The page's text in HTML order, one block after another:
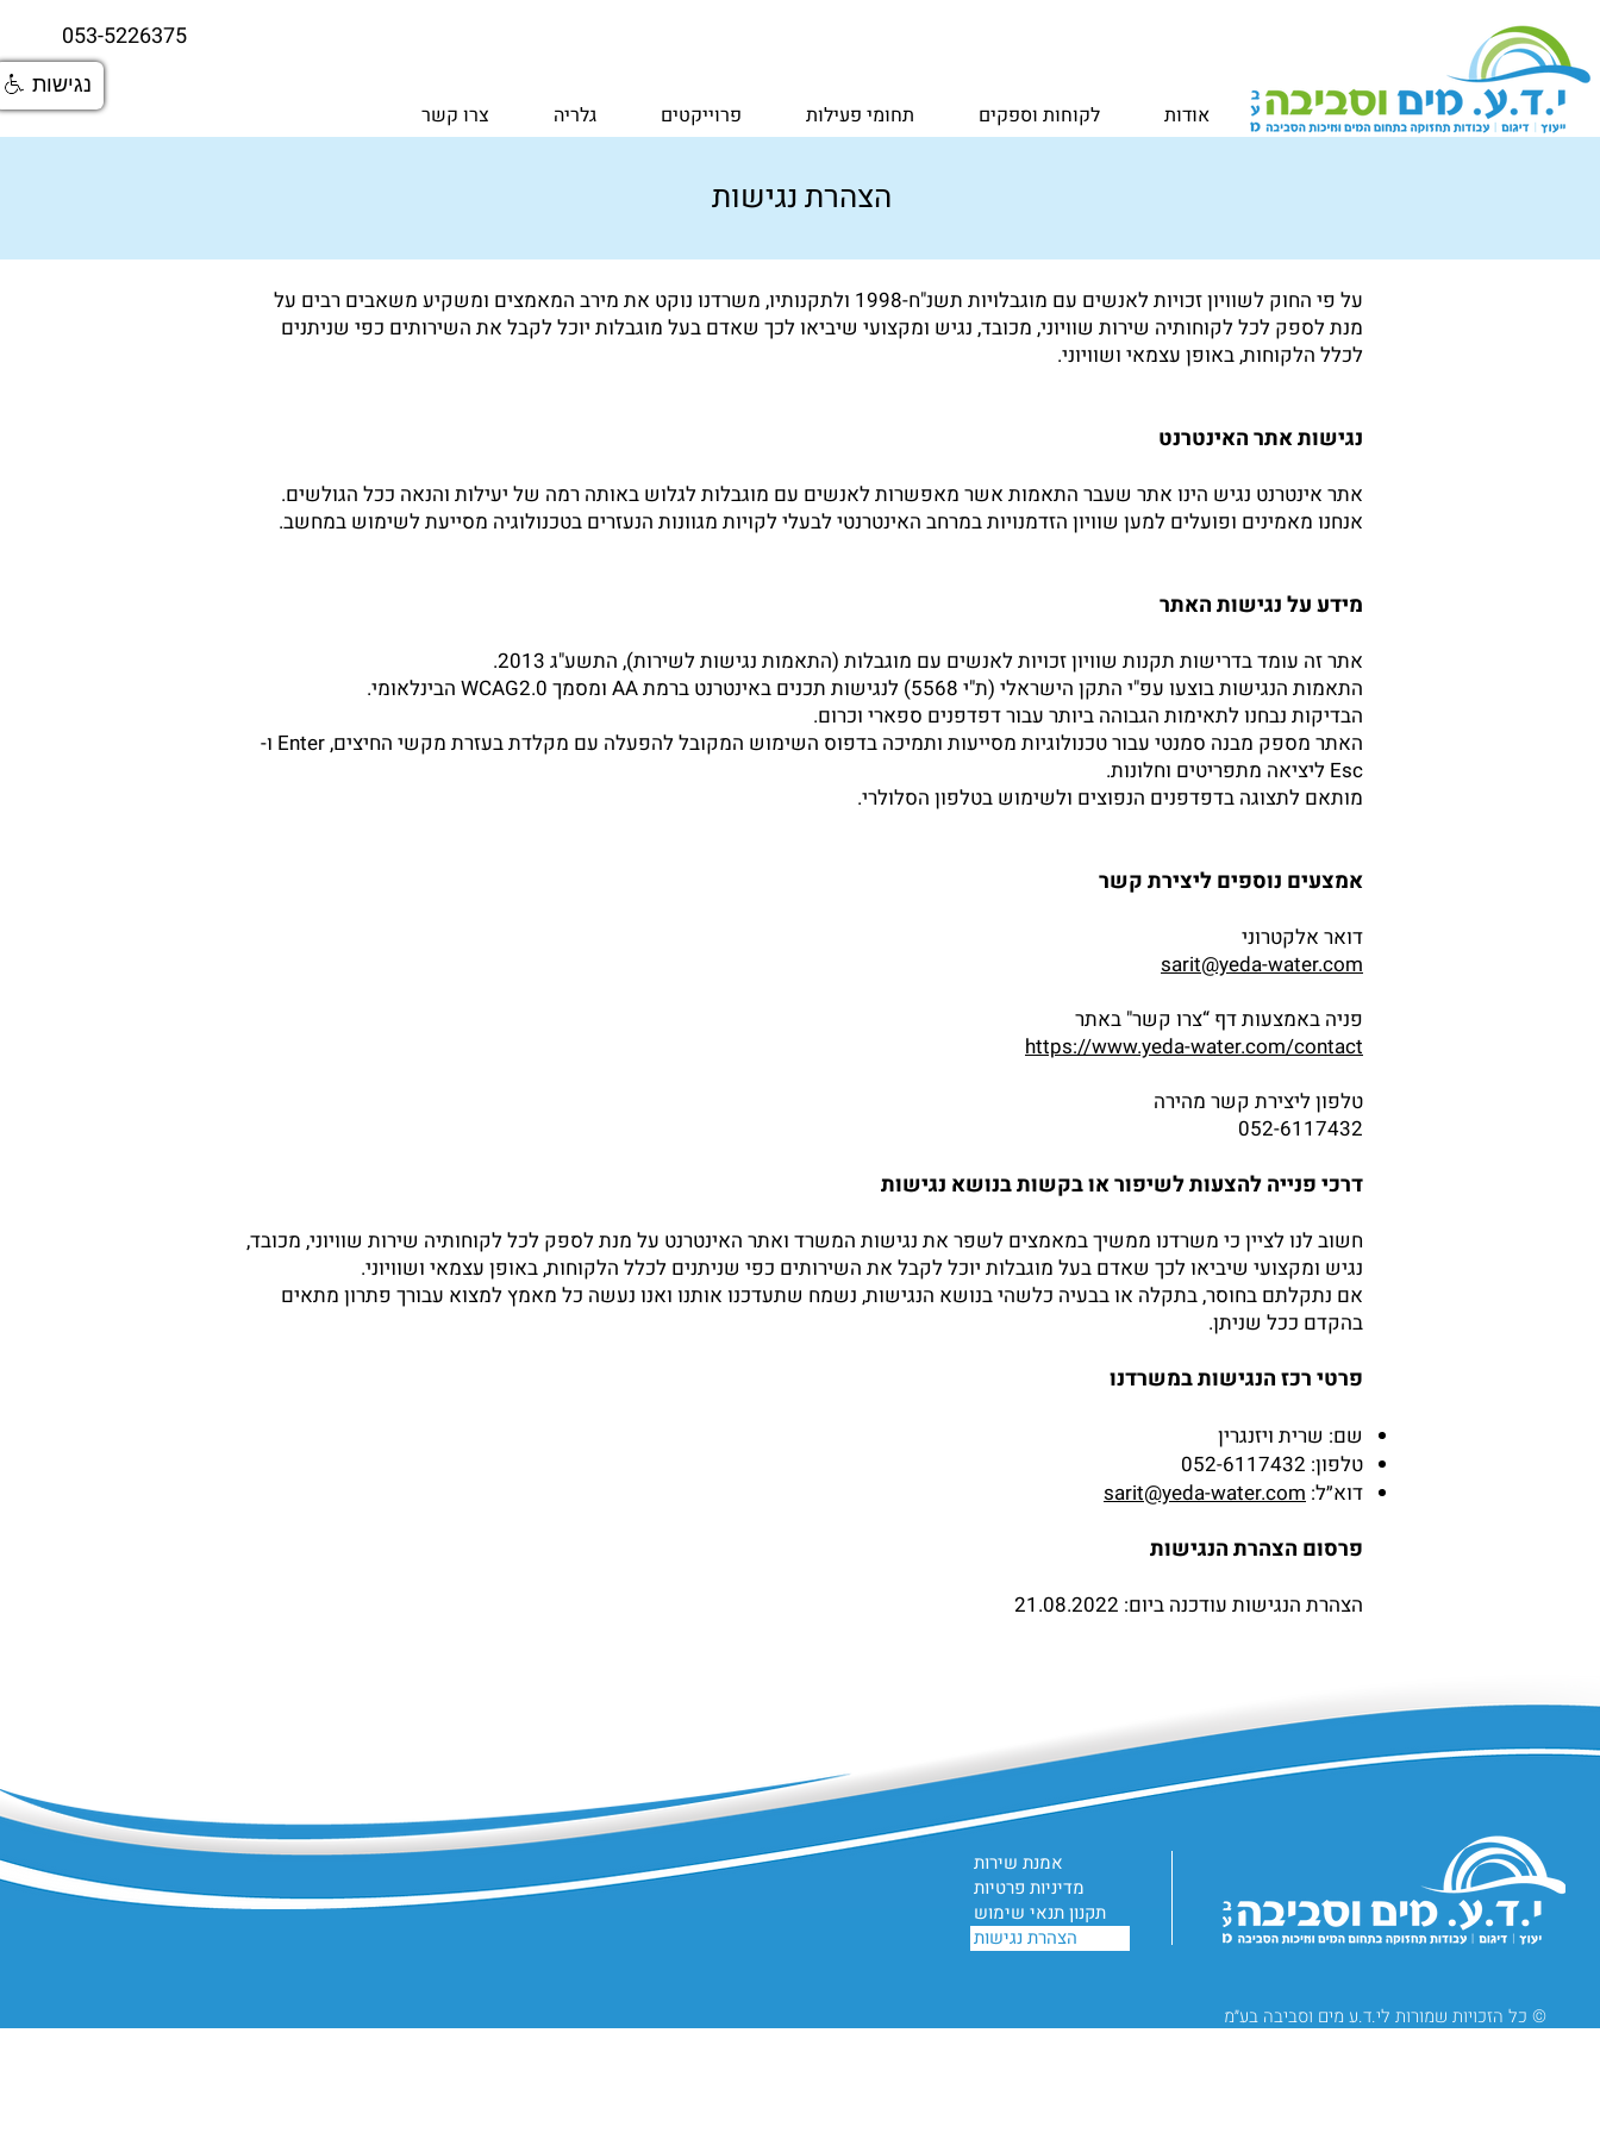
אודות לקוחות וספקים תחומי פעילות פרוייקטים גלריה צרו קשר
053-5226375
הצהרת נגישות
על פי החוק לשוויון זכויות לאנשים עם מוגבלויות תשנ"ח-1998 ולתקנותיו, משרדנו נוקט את מירב המאמצים ומשקיע משאבים רבים על
מנת לספק לכל לקוחותיה שירות שוויוני, מכובד, נגיש ומקצועי שיביאו לכך שאדם בעל מוגבלות יוכל לקבל את השירותים כפי שניתנים
לכלל הלקוחות, באופן עצמאי ושוויוני.
נגישות אתר האינטרנט
אתר אינטרנט נגיש הינו אתר שעבר התאמות אשר מאפשרות לאנשים עם מוגבלות לגלוש באותה רמה של יעילות והנאה ככל הגולשים.
אנחנו מאמינים ופועלים למען שוויון הזדמנויות במרחב האינטרנטי לבעלי לקויות מגוונות הנעזרים בטכנולוגיה מסייעת לשימוש במחשב.
מידע על נגישות האתר
אתר זה עומד בדרישות תקנות שוויון זכויות לאנשים עם מוגבלות (התאמות נגישות לשירות), התשע"ג 2013.
התאמות הנגישות בוצעו עפ"י התקן הישראלי (ת"י 5568) לנגישות תכנים באינטרנט ברמת AA ומסמך WCAG2.0 הבינלאומי.
הבדיקות נבחנו לתאימות הגבוהה ביותר עבור דפדפנים ספארי וכרום.
האתר מספק מבנה סמנטי עבור טכנולוגיות מסייעות ותמיכה בדפוס השימוש המקובל להפעלה עם מקלדת בעזרת מקשי החיצים, Enter ו-
Esc ליציאה מתפריטים וחלונות.
מותאם לתצוגה בדפדפנים הנפוצים ולשימוש בטלפון הסלולרי.
אמצעים נוספים ליצירת קשר
דואר אלקטרוני
sarit@yeda-water.com
פניה באמצעות דף “צרו קשר" באתר
https://www.yeda-water.com/contact
טלפון ליצירת קשר מהירה
052-6117432
דרכי פנייה להצעות לשיפור או בקשות בנושא נגישות
חשוב לנו לציין כי משרדנו ממשיך במאמצים לשפר את נגישות המשרד ואתר האינטרנט על מנת לספק לכל לקוחותיה שירות שוויוני, מכובד,
נגיש ומקצועי שיביאו לכך שאדם בעל מוגבלות יוכל לקבל את השירותים כפי שניתנים לכלל הלקוחות, באופן עצמאי ושוויוני.
אם נתקלתם בחוסר, בתקלה או בבעיה כלשהי בנושא הנגישות, נשמח שתעדכנו אותנו ואנו נעשה כל מאמץ למצוא עבורך פתרון מתאים
בהקדם ככל שניתן.
פרטי רכז הנגישות במשרדנו
שם: שרית ויזנגרין
טלפון: 052-6117432
דוא״ל: sarit@yeda-water.com
פרסום הצהרת הנגישות
הצהרת הנגישות עודכנה ביום: 21.08.2022
אמנת שירות
מדיניות פרטיות
תקנון תנאי שימוש
הצהרת נגישות
© כל הזכויות שמורות לי.ד.ע מים וסביבה בע״מ
נגישות